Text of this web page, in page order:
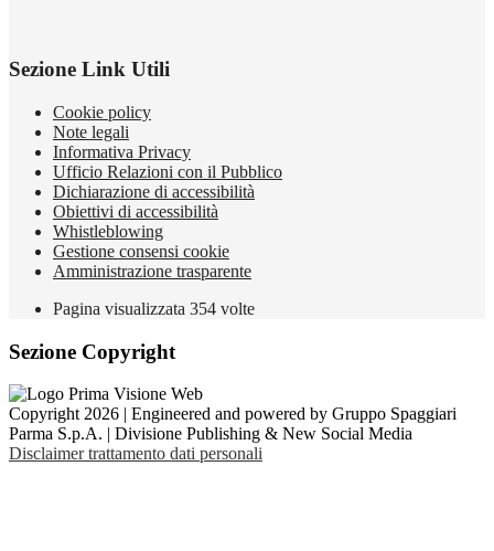
Sezione Link Utili
Cookie policy
Note legali
Informativa Privacy
Ufficio Relazioni con il Pubblico
Dichiarazione di accessibilità
Obiettivi di accessibilità
Whistleblowing
Gestione consensi cookie
Amministrazione trasparente
Pagina visualizzata 354 volte
Sezione Copyright
Copyright 2026 | Engineered and powered by Gruppo Spaggiari
Parma S.p.A. | Divisione Publishing & New Social Media
Disclaimer trattamento dati personali